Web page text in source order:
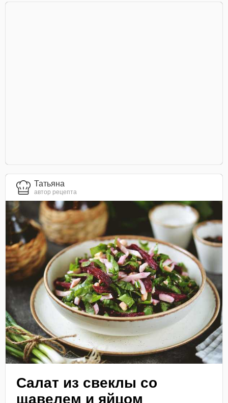
Татьяна
автор рецепта
Салат из свеклы со
щавелем и яйцом